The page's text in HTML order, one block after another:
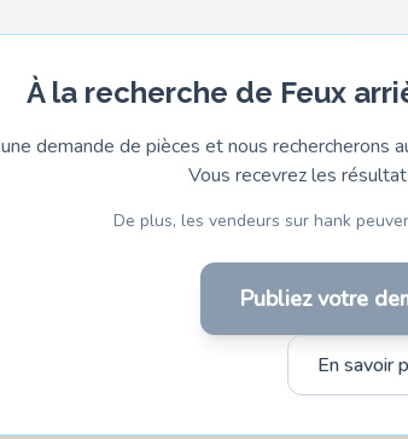
À la recherche de Feux
demande de pièces et nous
Vous recevrez les
De plus, les vendeurs sur hank
Publiez votre
En savoir